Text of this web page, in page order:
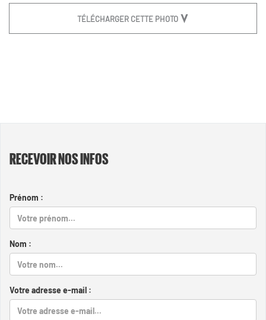
TÉLÉCHARGER CETTE PHOTO
RECEVOIR NOS INFOS
Prénom :
Nom :
Votre adresse e-mail :